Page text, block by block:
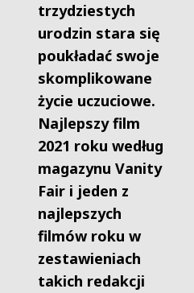
trzydziestych
urodzin stara się
poukładać swoje
skomplikowane
życie uczuciowe.
Najlepszy film
2021 roku według
magazynu Vanity
Fair i jeden z
najlepszych
filmów roku w
zestawieniach
takich redakcji